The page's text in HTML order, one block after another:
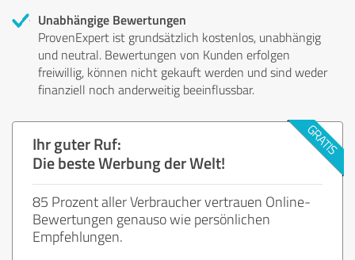
Unabhängige Bewertungen
ProvenExpert ist grundsätzlich kostenlos, unabhängig
und neutral. Bewertungen von Kunden erfolgen
freiwillig, können nicht gekauft werden und sind weder
finanziell noch anderweitig beeinflussbar.
Ihr guter Ruf:
Die beste Werbung der Welt!
85 Prozent aller Verbraucher vertrauen Online-
Bewertungen genauso wie persönlichen
Empfehlungen.